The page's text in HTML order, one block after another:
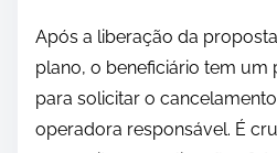
Após a liberação da
plano, o beneficiário tem um
para solicitar o
operadora responsável. É